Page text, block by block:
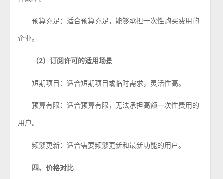
预算充足：适合预算充足，能够承担一次性购买费用的
企业。
（2）订阅许可的适用场景
短期项目：适合短期项目或临时需求，灵活性高。
预算有限：适合预算有限，无法承担高额一次性费用的
用户。
频繁更新：适合需要频繁更新和最新功能的用户。
四、价格对比